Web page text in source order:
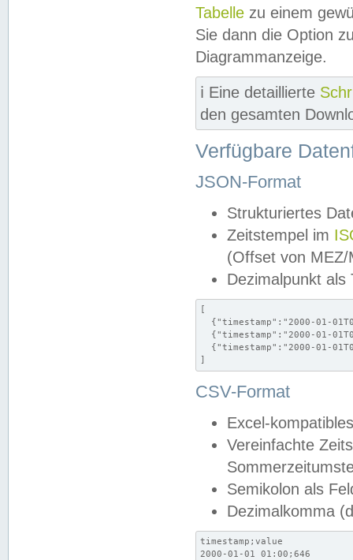
Tabelle zu einem
Sie dann die Option
Diagrammanzeige.
ℹ️ Eine detaillierte
den gesamten
Verfügbare
JSON-Format
Strukturiertes
Zeitstempel im
(Offset von MEZ/
Dezimalpunkt als
[
{"timestamp":"2000-01-
{"timestamp":"2000-01-
{"timestamp":"2000-01-
]
CSV-Format
Excel-
Vereinfachte
Semikolon als
Dezimalkomma
timestamp;value
2000-01-01 01:00;646